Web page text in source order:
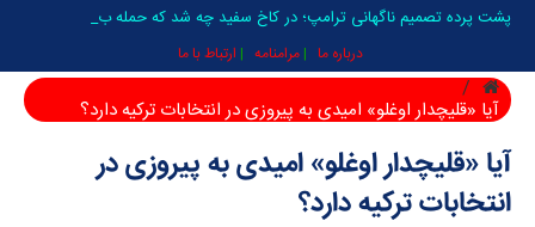
پشت پرده تصمیم ناگهانی ترامپ؛ در کاخ سفید چه شد که حمله به ایران _
درباره ما مرامنامه ارتباط با ما
آیا «قلیچدار اوغلو» امیدی به پیروزی در انتخابات ترکیه دارد؟
آیا «قلیچدار اوغلو» امیدی به پیروزی در
انتخابات ترکیه دارد؟